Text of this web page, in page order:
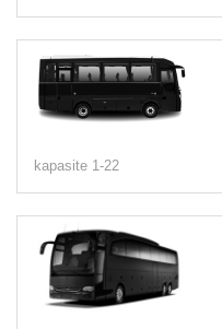
kapasite 1-22